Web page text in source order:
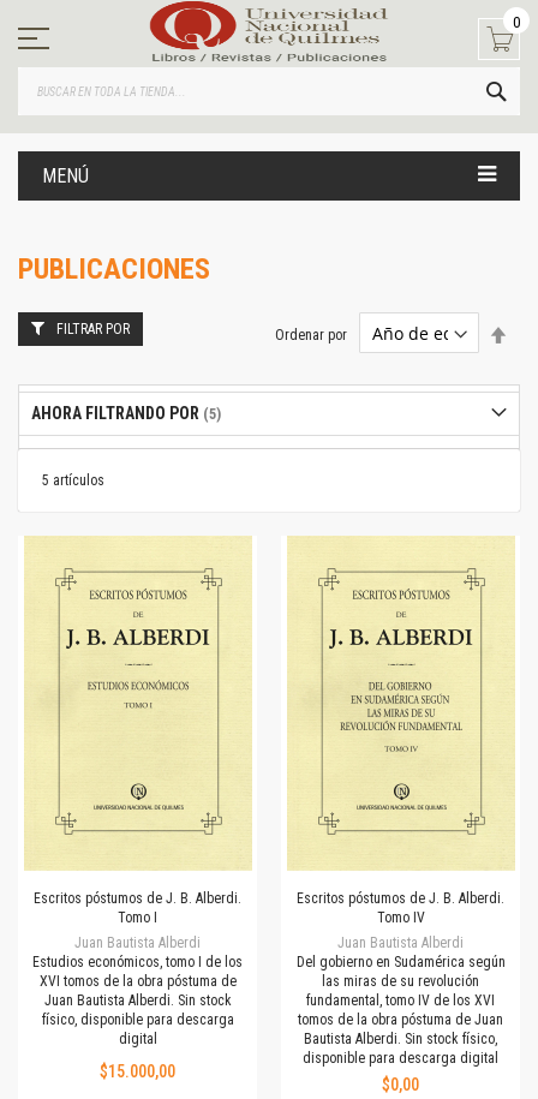
contenido
0
MENÚ
PUBLICACIONES
5 artículos
Ordenar por
Escritos póstumos de J. B. Alberdi.
Tomo I
Juan Bautista Alberdi
Estudios económicos, tomo I de los
XVI tomos de la obra póstuma de
Juan Bautista Alberdi. Sin stock
físico, disponible para descarga
digital
$15.000,00
Escritos póstumos de J. B. Alberdi.
Tomo IV
Juan Bautista Alberdi
Del gobierno en Sudamérica según
las miras de su revolución
fundamental, tomo IV de los XVI
tomos de la obra póstuma de Juan
Bautista Alberdi. Sin stock físico,
disponible para descarga digital
$0,00
FILTRAR POR
AHORA FILTRANDO POR